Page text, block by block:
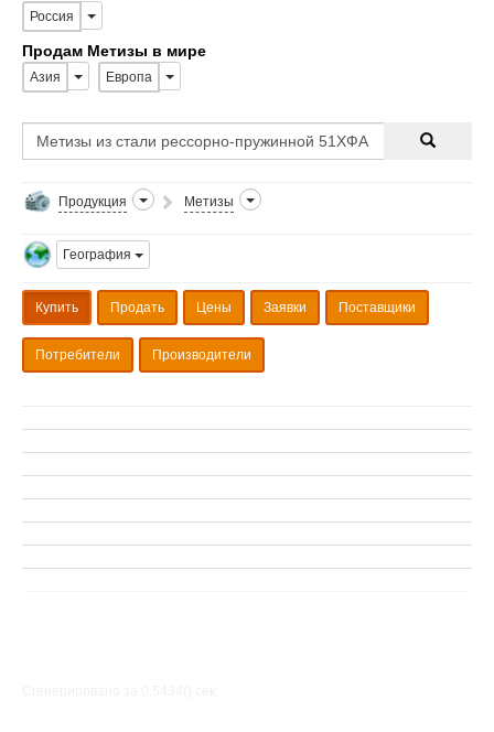
Россия
Продам Метизы в мире
Азия Европа
Продукция Метизы
География
Купить Продать Цены Заявки Поставщики
Потребители Производители